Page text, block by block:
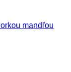
mandľou